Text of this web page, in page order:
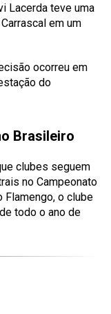
Lacerda teve uma
em um
ocorreu em
do
Brasileiro
clubes seguem
no Campeonato
Flamengo, o clube
todo o ano de